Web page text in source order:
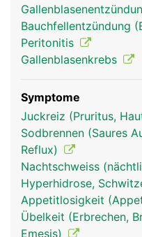
Bauchfellentzündung
Peritonitis
Gallenblasenkrebs
Symptome
Juckreiz (Pruritus,
Sodbrennen (Saures
Reflux)
Nachtschweiss
Hyperhidrose,
Appetitlosigkeit
Übelkeit (Erbrechen,
Emesis)